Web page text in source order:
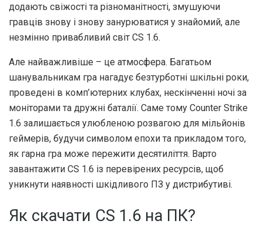
додають свіжості та різноманітності, змушуючи
гравців знову і знову занурюватися у знайомий, але
незмінно привабливий світ CS 1.6.
Але найважливіше – це атмосфера. Багатьом
шанувальникам гра нагадує безтурботні шкільні роки,
проведені в комп’ютерних клубах, нескінченні ночі за
моніторами та дружні баталії. Саме тому Counter Strike
1.6 залишається улюбленою розвагою для мільйонів
геймерів, будучи символом епохи та прикладом того,
як гарна гра може пережити десятиліття. Варто
завантажити CS 1.6 із перевірених ресурсів, щоб
уникнути наявності шкідливого ПЗ у дистрибутиві.
Як скачати CS 1.6 на ПК?